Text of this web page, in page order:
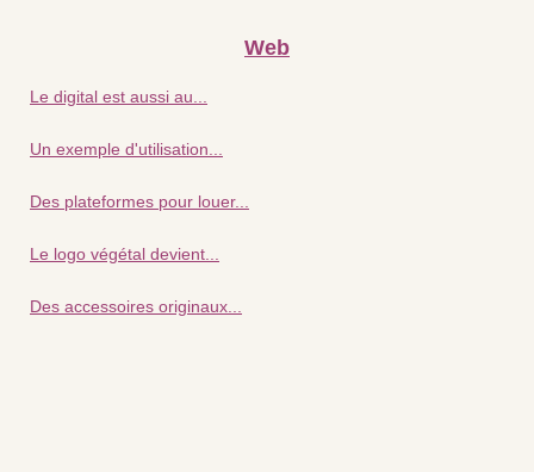
Web
Le digital est aussi au...
Un exemple d'utilisation...
Des plateformes pour louer...
Le logo végétal devient...
Des accessoires originaux...